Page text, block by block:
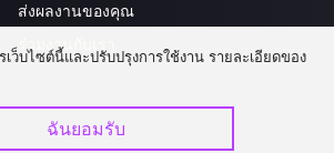
ส่งผลงานของคุณ
ร่วมงานกับเรา
เว็บไซต์นี้และปรับปรุงการใช้งาน รายละเอียดของ
ฉันยอมรับ